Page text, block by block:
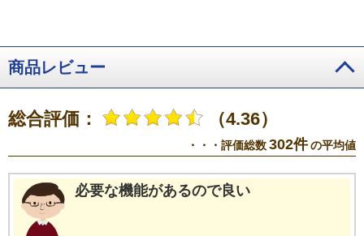
入れ】ダストボックスは半年に1回を目安に定期的に確認して、ホコリがたま
っているようならお手入れをしてください。
※13【最上位モデルにも搭載
／プラズマイオン空清】Xシリーズ搭載「パワフルPremiumプラズマ空清」と
ラスチック素材とステンレスの比較。JIS粉体8種・11種混合。約8時間送風運
※15【除菌／ステンレス通風路・ス
テンレスフラップ】エアコンから出る空気を除菌しているわけではありませ
り運転で省エネ】RAS-GT4026D、洋室14畳。冷房時:外気温35℃、設定温度
27℃、風速自動において、室温安定時の1時間あたりの積算消費電力量が
［ecoこれっきり］ON（262Wh）とOFF（303Wh）との比較。カーテンを閉
め切った日射量の少ない日中を想定。
商品レビュー
総合評価： （4.36）
・・・評価総数302件の平均値
必要な機能があるので良い